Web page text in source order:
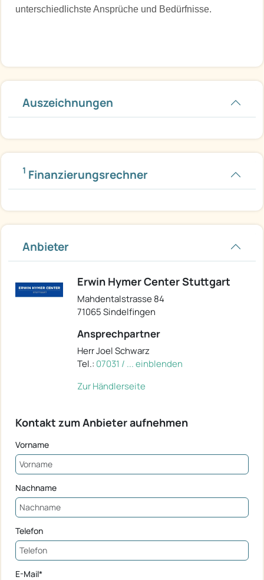
unterschiedlichste Ansprüche und Bedürfnisse.
Auszeichnungen
1 Finanzierungsrechner
Anbieter
Erwin Hymer Center Stuttgart
Mahdentalstrasse 84
71065 Sindelfingen
Ansprechpartner
Herr Joel Schwarz
Tel.: 07031 / ... einblenden
Zur Händlerseite
Kontakt zum Anbieter aufnehmen
Vorname
Nachname
Telefon
E-Mail*